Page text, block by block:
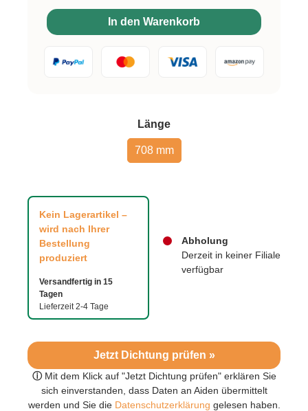
Jetzt Dichtung prüfen »
ⓘ Mit dem Klick auf "Jetzt Dichtung prüfen" erklären Sie
sich einverstanden, dass Daten an Aiden übermittelt
werden und Sie dieDatenschutzerklärung gelesen haben.
Kein Lagerartikel –
wird nach Ihrer
Bestellung
produziert
Versandfertig in 15
Tagen
Lieferzeit 2-4 Tage
Abholung
Derzeit in keiner Filiale
verfügbar
Längeauswählen
708 mm
In den Warenkorb